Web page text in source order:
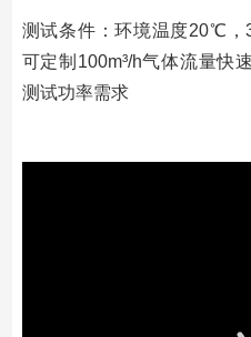
测试条件：环境温度20℃，
可定制100m³/h⽓体流量快
测试功率需求